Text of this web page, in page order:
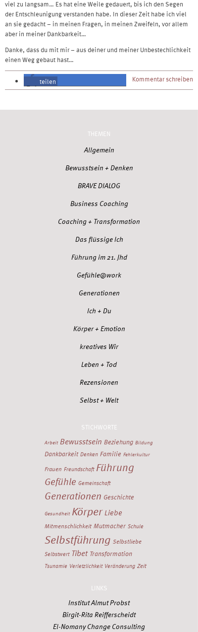
viel zu langsam… Es hat eine Weile gedauert, bis ich den Segen
der Entschleunigung verstanden habe. In dieser Zeit habe ich viel
an sie gedacht – in meinen Fragen, in meinen Zweifeln, vor allem
aber in meiner Dankbarkeit…
Danke, dass du mit mir – aus deiner und meiner Unbestechlichkeit
einen Weg gebaut hast…
teilen
Kommentar schreiben
THEMEN
Allgemein
Bewusstsein + Denken
BRAVE DIALOG
Business Coaching
Coaching + Transformation
Das flüssige Ich
Führung im 21. Jhd
Gefühle@work
Generationen
Ich + Du
Körper + Emotion
kreatives Wir
Leben + Tod
Rezensionen
Selbst + Welt
STICHWORTE
Arbeit Bewusstsein Beziehung Bildung
Dankbarkeit Denken Familie Fehlerkultur
Frauen Freundschaft Führung
Gefühle Gemeinschaft
Generationen Geschichte
Gesundheit KörperLiebe
Mitmenschlichkeit Mutmacher Schule
Selbstführung Selbstliebe
Selbstwert Tibet Transformation
Tsunamie Verletzlichkeit Veränderung Zeit
LINKS
Institut Almut Probst
Birgit-Rita Reifferscheidt
El-Nomany Change Consulting